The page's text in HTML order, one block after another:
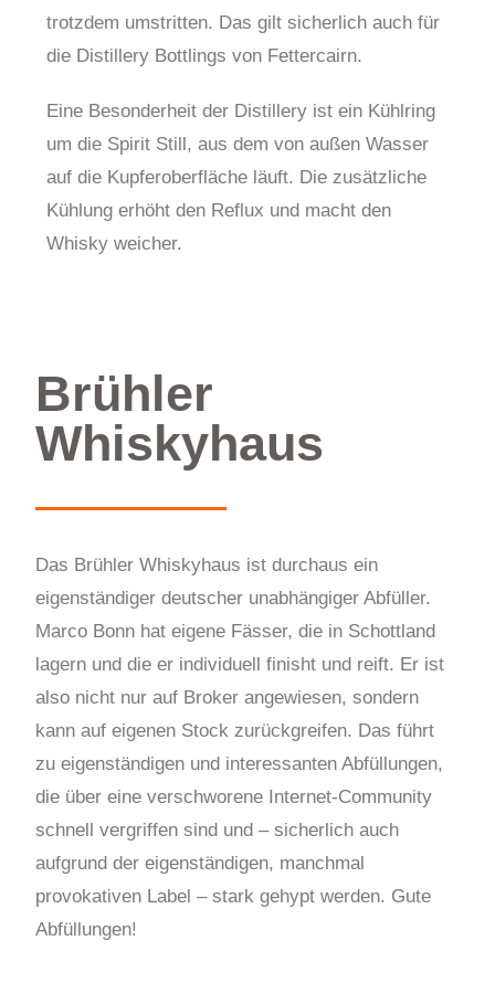
trotzdem umstritten. Das gilt sicherlich auch für
die Distillery Bottlings von Fettercairn.
Eine Besonderheit der Distillery ist ein Kühlring
um die Spirit Still, aus dem von außen Wasser
auf die Kupferoberfläche läuft. Die zusätzliche
Kühlung erhöht den Reflux und macht den
Whisky weicher.
Brühler
Whiskyhaus
Das Brühler Whiskyhaus ist durchaus ein
eigenständiger deutscher unabhängiger Abfüller.
Marco Bonn hat eigene Fässer, die in Schottland
lagern und die er individuell finisht und reift. Er ist
also nicht nur auf Broker angewiesen, sondern
kann auf eigenen Stock zurückgreifen. Das führt
zu eigenständigen und interessanten Abfüllungen,
die über eine verschworene Internet-Community
schnell vergriffen sind und – sicherlich auch
aufgrund der eigenständigen, manchmal
provokativen Label – stark gehypt werden. Gute
Abfüllungen!